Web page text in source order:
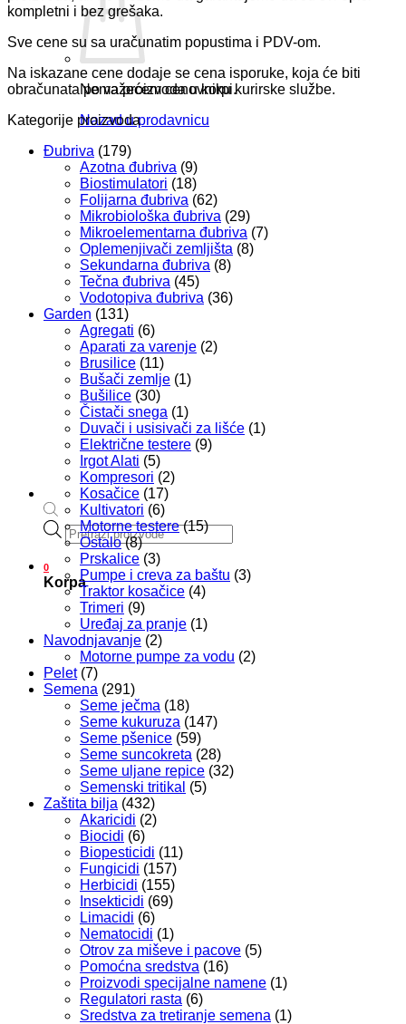
Nema proizvoda u korpi.
Nazad u prodavnicu
Products
search
0
Korpa
2BSC
količina
kompletni i bez grešaka.
Sve cene su sa uračunatim popustima i PDV-om.
Na iskazane cene dodaje se cena isporuke, koja će biti
obračunata po važećem cenovniku kurirske službe.
Kategorije proizvoda
Đubriva (179)
Azotna đubriva (9)
Biostimulatori (18)
Folijarna đubriva (62)
Mikrobiološka đubriva (29)
Mikroelementarna đubriva (7)
Oplemenjivači zemljišta (8)
Sekundarna đubriva (8)
Tečna đubriva (45)
Vodotopiva đubriva (36)
Garden (131)
Agregati (6)
Aparati za varenje (2)
Brusilice (11)
Bušači zemlje (1)
Bušilice (30)
Čistači snega (1)
Duvači i usisivači za lišće (1)
Električne testere (9)
Irgot Alati (5)
Kompresori (2)
Kosačice (17)
Kultivatori (6)
Motorne testere (15)
Ostalo (8)
Prskalice (3)
Pumpe i creva za baštu (3)
Traktor kosačice (4)
Trimeri (9)
Uređaj za pranje (1)
Navodnjavanje (2)
Motorne pumpe za vodu (2)
Pelet (7)
Semena (291)
Seme ječma (18)
Seme kukuruza (147)
Seme pšenice (59)
Seme suncokreta (28)
Seme uljane repice (32)
Semenski tritikal (5)
Zaštita bilja (432)
Akaricidi (2)
Biocidi (6)
Biopesticidi (11)
Fungicidi (157)
Herbicidi (155)
Insekticidi (69)
Limacidi (6)
Nematocidi (1)
Otrov za miševe i pacove (5)
Pomoćna sredstva (16)
Proizvodi specijalne namene (1)
Regulatori rasta (6)
Sredstva za tretiranje semena (1)